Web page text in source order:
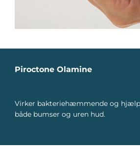
Piroctone Olamine
Virker bakteriehæmmende og
både bumser og uren hud.